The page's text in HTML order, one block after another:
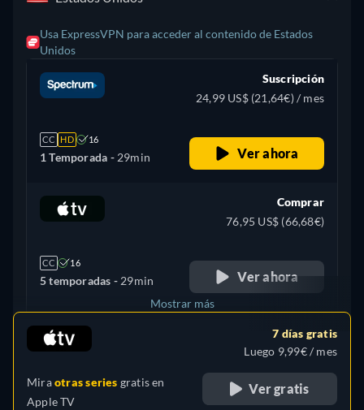
Usa ExpressVPN para acceder al contenido de Estados
Unidos
CC HD 16
1 Temporada - 29min
Suscripción
24,99 US$ (21,64€) / mes
Ver ahora
CC 16
5 temporadas - 29min
Comprar
76,95 US$ (66,68€)
Ver ahora
Reino Unido
Mostrar más
Miraotras series gratis en
Apple TV
7 días gratis
Luego 9,99€ / mes
Ver gratis